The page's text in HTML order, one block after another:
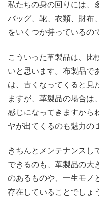
私たちの身の回りには、
バッグ、靴、衣類、財布
をいくつか持っているの
こういった革製品は、比
いと思います。布製品で
は、古くなってくると見
ますが、革製品の場合は
感じになってきますから
ヤが出てくるのも魅力の
きちんとメンテナンスし
できるのも、革製品の大
のあるものや、一生モノ
存在していることでしょ